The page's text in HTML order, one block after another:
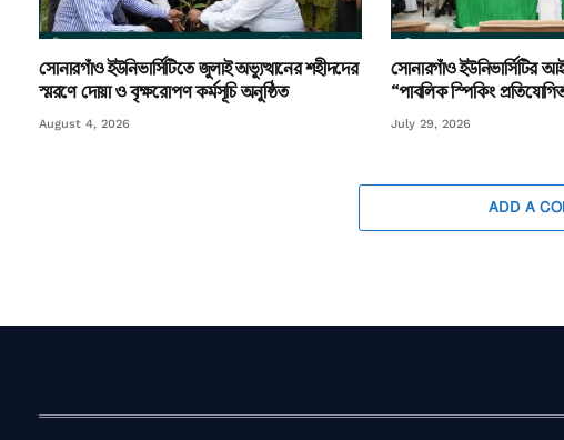
সোনারগাঁও ইউনিভার্সিটিতে জুলাই অভ্যুত্থানের শহীদদের
স্মরণে দোয়া ও বৃক্ষরোপণ কর্মসূচি অনুষ্ঠিত
August 4, 2026
সোনারগাঁও ইউনিভার্সিটির
“পাবলিক স্পিকিং
July 29, 2026
ADD A